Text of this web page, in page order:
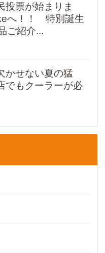
投票が始まりま
へ！！ 特別誕生
ご紹介...
かせない夏の猛
でもクーラーが必